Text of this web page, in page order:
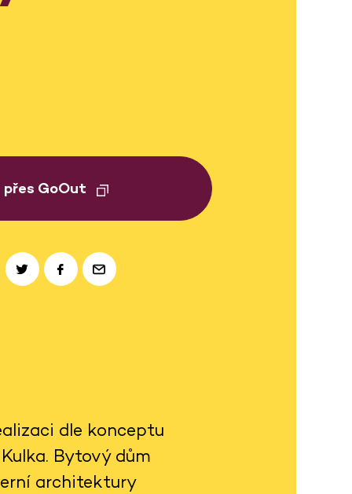
GoOut
dle konceptu
Bytový dům
architektury